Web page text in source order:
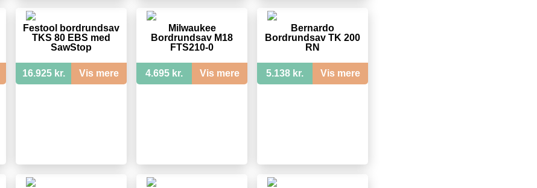
Festool bordrundsav
TKS 80 EBS med
SawStop
16.925 kr. Vis mere
Milwaukee
Bordrundsav M18
FTS210-0
4.695 kr. Vis mere
Bernardo
Bordrundsav TK 200
RN
5.138 kr. Vis mere